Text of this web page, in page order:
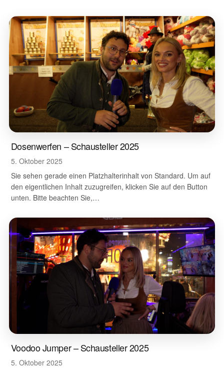
Dosenwerfen – Schausteller 2025
5. Oktober 2025
Sie sehen gerade einen Platzhalterinhalt von Standard. Um auf
den eigentlichen Inhalt zuzugreifen, klicken Sie auf den Button
unten. Bitte beachten Sie,…
Voodoo Jumper – Schausteller 2025
5. Oktober 2025